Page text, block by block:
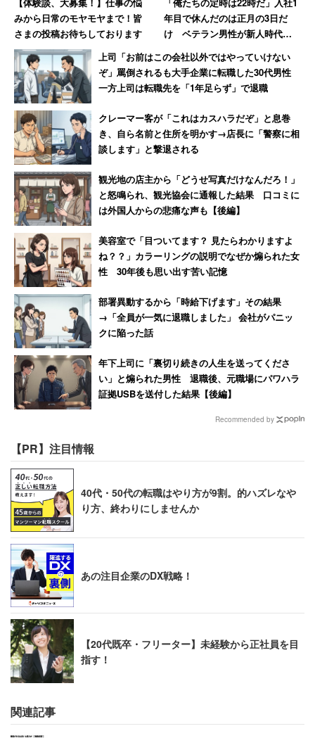
害時に困る」などと言います。しかし、災害対策基本法な
どにより、実際に災害が起きたときに「会員でなければ物
資が受け取れない」などということはありません。
ただ、災害時こそ顔見知りが多くいれば心強く、協力しや
すいのも事実ではないでしょうか。会員でない住民たち
も、被害拡大防止や災害復旧に協力しなければいけないの
ですから、人付き合いが希薄になっている今だからこそ、
自治会は必要だと私は感じました。
スレッドには、「辞めた・入っていない」けれど、地域の
掃除活動やゴミ集積場の掃除は行い、防犯灯代は払ってい
るという声も多く、入会は強制でないものの、その辺りは
納得している人も多いようです。会員から見てギリギリの
妥協案とも言えそうです。
個人的には、メリットがないわけではない…と薦めたいと
ころですが、それでも、どうしても無理・できないという
場合は、なるべく角が立たない断り方をしたいものです。
穏やかに理由を話してもダメなら、「申し訳ありません
が、法律的には…」と、入会が任意加入であることを伝え
ることが大切です。
（参照：「運営からトラブル解決まで・自治会・町内会お
役立ちハンドブック」水津陽子著／実業之日本社）
みから日常のモヤモヤまで！皆
さまの投稿お待ちしております
年目で休んだのは正月の3日だ
け ベテラン男性が新人時代に
目撃した“退職ドミノ”の現場
【前編】
上司「お前はこの会社以外ではやっていけない
ぞ」罵倒されるも大手企業に転職した30代男性
一方上司は転職先を「1年足らず」で退職
クレーマー客が「これはカスハラだぞ」と息巻
き、自ら名前と住所を明かす→店長に「警察に相
談します」と撃退される
観光地の店主から「どうせ写真だけなんだろ！」
と怒鳴られ、観光協会に通報した結果 口コミに
は外国人からの悲痛な声も【後編】
美容室で「目ついてます？ 見たらわかりますよ
ね？？」カラーリングの説明でなぜか煽られた女
性 30年後も思い出す苦い記憶
部署異動するから「時給下げます」その結果
→「全員が一気に退職しました」 会社がパニッ
クに陥った話
年下上司に「裏切り続きの人生を送ってくださ
い」と煽られた男性 退職後、元職場にパワハラ
証拠USBを送付した結果【後編】
Recommended by
【PR】注目情報
40代・50代の転職はやり方が9割。的ハズレなや
り方、終わりにしませんか
あの注目企業のDX戦略！
【20代既卒・フリーター】未経験から正社員を目
指す！
関連記事